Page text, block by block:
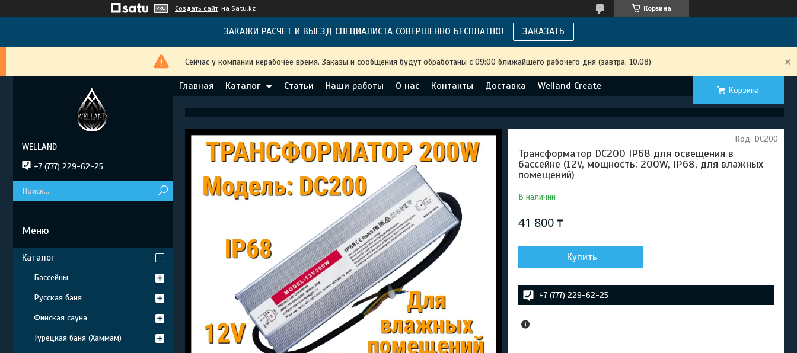
Создать сайт на Satu.kz Корзина
ЗАКАЖИ РАСЧЕТ И ВЫЕЗД СПЕЦИАЛИСТА СОВЕРШЕННО БЕСПЛАТНО! ЗАКАЗАТЬ
Сейчас у компании нерабочее время. Заказы и сообщения будут обработаны с 09:00 ближайшего рабочего дня (завтра, 10.08)
Главная Каталог Статьи Наши работы О нас Контакты Доставка Welland Create Корзина
Трансформатор DC200 IP68 для освещения в
бассейне (12V, мощность: 200W, IP68, для влажных
помещений)
В наличии
Код: DC200
41 800 ₸
Купить
+7 (777) 229-62-25
WELLAND
+7 (777) 229-62-25
Каталог
Бассейны
Русская баня
Финская сауна
Турецкая баня (Хаммам)